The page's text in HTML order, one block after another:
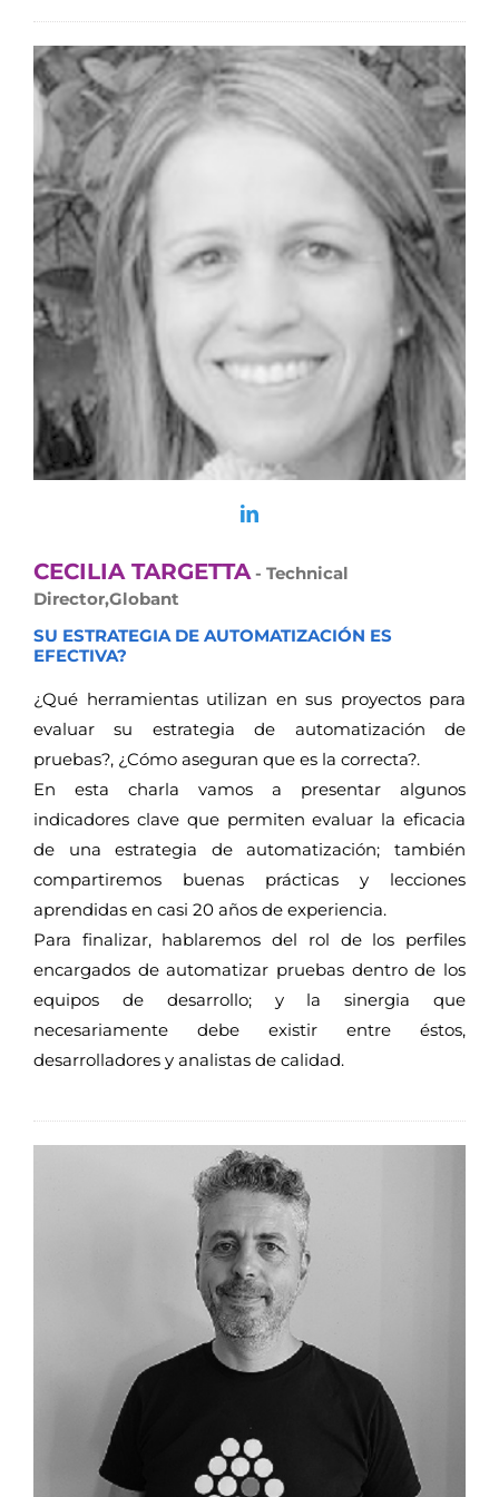
CECILIA TARGETTA- Technical
Director,Globant
SU ESTRATEGIA DE AUTOMATIZACIÓN ES
EFECTIVA?
¿Qué herramientas utilizan en sus proyectos para
evaluar su estrategia de automatización de
pruebas?, ¿Cómo aseguran que es la correcta?.
En esta charla vamos a presentar algunos
indicadores clave que permiten evaluar la eficacia
de una estrategia de automatización; también
compartiremos buenas prácticas y lecciones
aprendidas en casi 20 años de experiencia.
Para finalizar, hablaremos del rol de los perfiles
encargados de automatizar pruebas dentro de los
equipos de desarrollo; y la sinergia que
necesariamente debe existir entre éstos,
desarrolladores y analistas de calidad.